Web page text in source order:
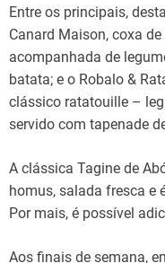
Entre os principais,
Canard Maison, coxa
acompanhada de
batata; e o Robalo &
clássico ratatouille –
servido com tapenade
A clássica Tagine de
homus, salada fresca e
Por mais, é possível
Aos finais de semana,